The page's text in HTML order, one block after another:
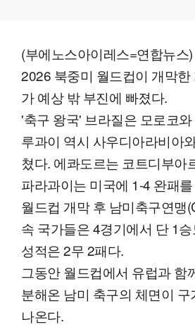
(부에노스아이레스=연합뉴스
2026 북중미 월드컵이 개막
가 예상 밖 부진에 빠졌다.
'축구 왕국' 브라질은 모로코
루과이 역시 사우디아라비아
쳤다. 에콰도르는 코트디부아
파라과이는 미국에 1-4 완패
월드컵 개막 후 남미축구연맹
속 국가들은 4경기에서 단 1
성적은 2무 2패다.
그동안 월드컵에서 유럽과 함
분해온 남미 축구의 체면이
나온다.